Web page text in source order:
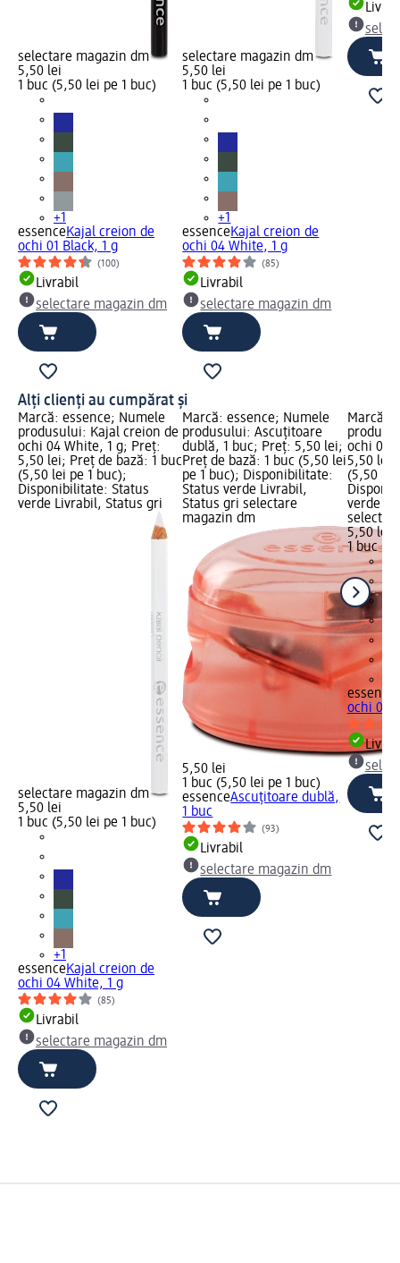
selectare magazin dm
5,50 lei
1 buc (5,50 lei pe 1 buc)
+1
essenceKajal creion de
ochi 01 Black, 1 g
(100)
Livrabil
selectare magazin dm
selectare magazin dm
5,50 lei
1 buc (5,50 lei pe 1 buc)
+1
essenceKajal creion de
ochi 04 White, 1 g
(85)
Livrabil
selectare magazin dm
Alți clienți au cumpărat și
Marcă: essence; Numele
produsului: Kajal creion de
ochi 04 White, 1 g; Preț:
5,50 lei; Preț de bază: 1 buc
(5,50 lei pe 1 buc);
Disponibilitate: Status
verde Livrabil, Status gri
selectare magazin dm
5,50 lei
1 buc (5,50 lei pe 1 buc)
+1
essenceKajal creion de
ochi 04 White, 1 g
(85)
Livrabil
selectare magazin dm
Marcă: essence; Numele
produsului: Ascuțitoare
dublă, 1 buc; Preț: 5,50 lei;
Preț de bază: 1 buc (5,50 lei
pe 1 buc); Disponibilitate:
Status verde Livrabil,
Status gri selectare
magazin dm
5,50 lei
1 buc (5,50 lei pe 1 buc)
essenceAscuțitoare dublă,
1 buc
(93)
Livrabil
selectare magazin dm
Marcă:
ochi 08
5,50 lei;
(5,50 lei
verde
5,50 lei
1 buc
essence
ochi 08